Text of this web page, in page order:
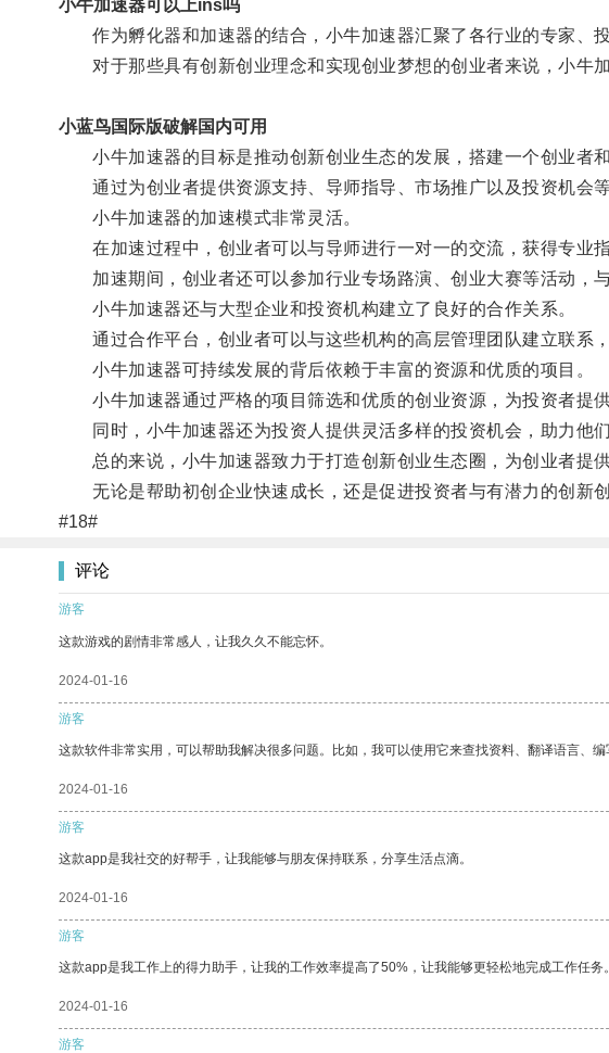
小牛加速器可以上ins吗
作为孵化器和加速器的结合，小牛加速器汇聚了各行业的专家、投
对于那些具有创新创业理念和实现创业梦想的创业者来说，小牛加
小蓝鸟国际版破解国内可用
小牛加速器的目标是推动创新创业生态的发展，搭建一个创业者
通过为创业者提供资源支持、导师指导、市场推广以及投资机会
小牛加速器的加速模式非常灵活。
在加速过程中，创业者可以与导师进行一对一的交流，获得专业指
加速期间，创业者还可以参加行业专场路演、创业大赛等活动，
小牛加速器还与大型企业和投资机构建立了良好的合作关系。
通过合作平台，创业者可以与这些机构的高层管理团队建立联系，
小牛加速器可持续发展的背后依赖于丰富的资源和优质的项目。
小牛加速器通过严格的项目筛选和优质的创业资源，为投资者提供
同时，小牛加速器还为投资人提供灵活多样的投资机会，助力他们
总的来说，小牛加速器致力于打造创新创业生态圈，为创业者提供
无论是帮助初创企业快速成长，还是促进投资者与有潜力的创新
#18#
评论
游客
这款游戏的剧情非常感人，让我久久不能忘怀。
2024-01-16
游客
这款软件非常实用，可以帮助我解决很多问题。比如，我可以使用它来查找资料、翻译语言、编
2024-01-16
游客
这款app是我社交的好帮手，让我能够与朋友保持联系，分享生活点滴。
2024-01-16
游客
这款app是我工作上的得力助手，让我的工作效率提高了50%，让我能够更轻松地完成工作任务。
2024-01-16
游客